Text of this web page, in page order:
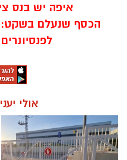
איפה יש בנס
הכסף שנעלם בשקט:
אולי